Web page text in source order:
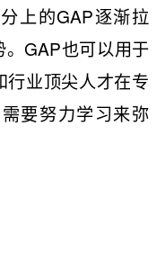
上的GAP逐渐拉
GAP也可以用于
行业顶尖人才在专
要努力学习来弥